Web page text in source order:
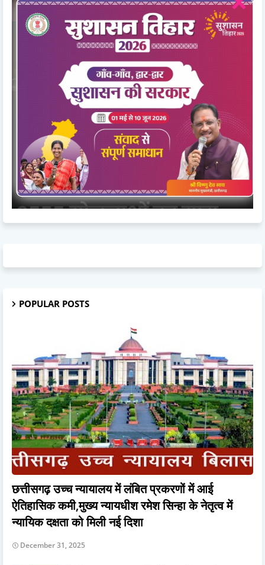
POPULAR POSTS
छत्तीसगढ़ उच्च न्यायालय में लंबित प्रकरणों में आई
ऐतिहासिक कमी,मुख्य न्यायधीश रमेश सिन्हा के नेतृत्व में
न्यायिक दक्षता को मिली नई दिशा
December 31, 2025